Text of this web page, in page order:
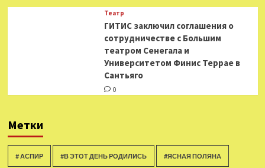
Театр
ГИТИС заключил соглашения о
сотрудничестве с Большим
театром Сенегала и
Университетом Финис Террае в
Сантьяго
0
Метки
# АСПИР #В ЭТОТ ДЕНЬ РОДИЛИСЬ #ЯСНАЯ ПОЛЯНА